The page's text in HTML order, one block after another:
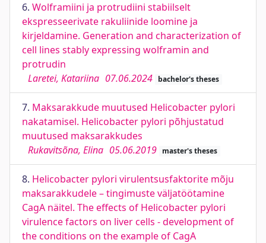
6. Wolframiini ja protrudiini stabiilselt
ekspresseerivate rakuliinide loomine ja
kirjeldamine. Generation and characterization of
cell lines stably expressing wolframin and
protrudin
Laretei, Katariina 07.06.2024 bachelor's theses
7. Maksarakkude muutused Helicobacter pylori
nakatamisel. Helicobacter pylori põhjustatud
muutused maksarakkudes
Rukavitsõna, Elina 05.06.2019 master's theses
8. Helicobacter pylori virulentsusfaktorite mõju
maksarakkudele – tingimuste väljatöötamine
CagA näitel. The effects of Helicobacter pylori
virulence factors on liver cells - development of
the conditions on the example of CagA